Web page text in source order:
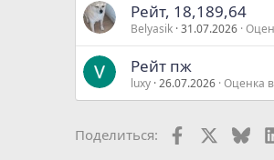
Рейт, 18,189,64
Belyasik 31.07.2026
Рейт пж
luxy 26.07.2026 Оценка
Поделиться: Facebook